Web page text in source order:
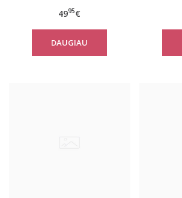
4995€
DAUGIAU